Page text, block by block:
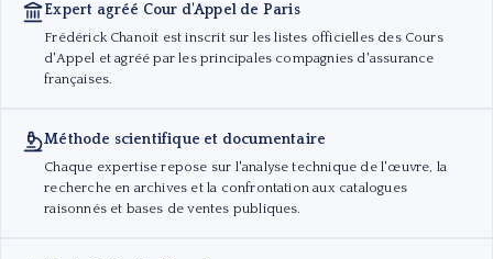
Expert agréé Cour d'Appel de Paris
Frédérick Chanoit est inscrit sur les listes officielles des Cours
d'Appel et agréé par les principales compagnies d'assurance
françaises.
Méthode scientifique et documentaire
Chaque expertise repose sur l'analyse technique de l'œuvre, la
recherche en archives et la confrontation aux catalogues
raisonnés et bases de ventes publiques.